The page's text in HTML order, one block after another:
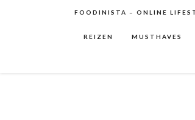
FOODINISTA – ONLINE
REIZEN MUSTHAVES